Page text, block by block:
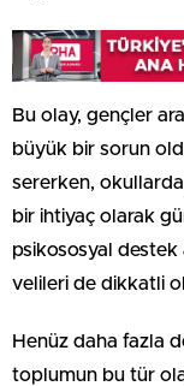
Bu olay, gençler
büyük bir sorun
sererken, okullarda
bir ihtiyaç olarak
psikososyal destek
velileri de dikkatli
Henüz daha fazla
toplumun bu tür